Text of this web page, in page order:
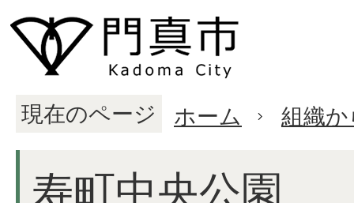
現在のページ ホーム 組織
寿町中央公園